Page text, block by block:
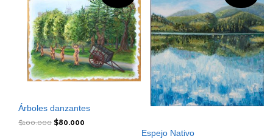
Árboles danzantes
$100.000 $80.000
Espejo Nativo